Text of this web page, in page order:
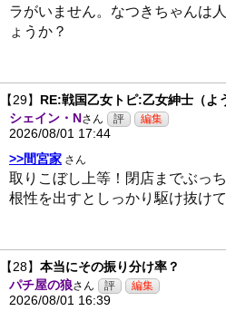
ラがいません。なつきちゃんは
ょうか？
【29】 RE:戦国乙女トピ:乙女紳士（よ
シェイン・Nさん
2026/08/01 17:44
>>間宮家 さん
取りこぼし上等！閉店までぶっ
根性を出すとしっかり駆け抜けて
【28】 本当にその振り分け率？
パチ屋の狼さん
2026/08/01 16:39